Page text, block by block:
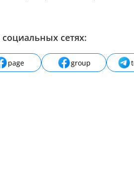
сетях:
page group